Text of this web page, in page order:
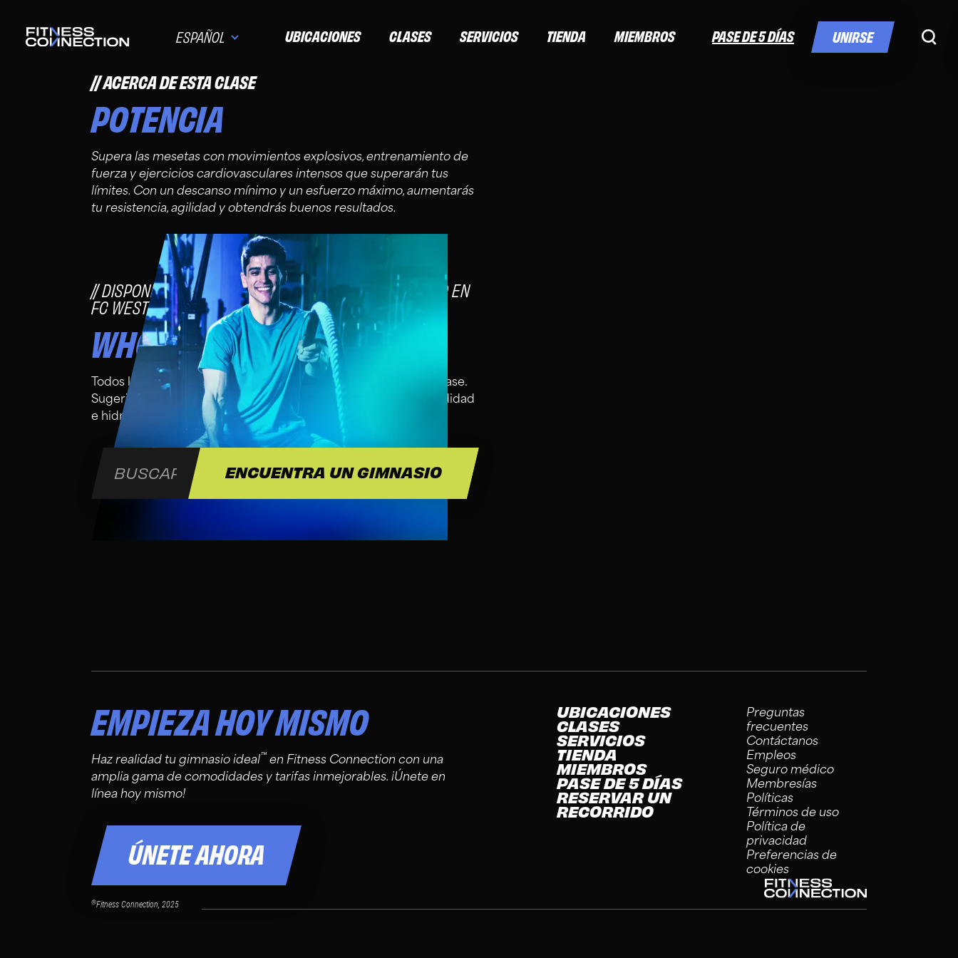
ESPAÑOL UBICACIONES CLASES SERVICIOS TIENDA MIEMBROS PASE DE 5 DÍAS UNIRSE
ACERCA DE ESTA CLASE
POTENCIA
Supera las mesetas con movimientos explosivos, entrenamiento de
fuerza y ejercicios cardiovasculares intensos que superarán tus
límites. Con un descanso mínimo y un esfuerzo máximo, aumentarás
tu resistencia, agilidad y obtendrás buenos resultados.
DISPONIBLE PARA MIEMBROS DE FC ELITE: EXCLUSIVO EN
FC WESTOVER
WHO IS THIS CLASS FOR?
Todos los niveles de condición física son bienvenidos en esta clase.
Sugerimos traer una toalla y una botella de agua para su comodidad
e hidratación.
EMPIEZA HOY MISMO
Haz realidad tu gimnasio ideal™ en Fitness Connection con una
amplia gama de comodidades y tarifas inmejorables. ¡Únete en
línea hoy mismo!
ÚNETE AHORA
UBICACIONES
CLASES
SERVICIOS
TIENDA
MIEMBROS
PASE DE 5 DÍAS
RESERVAR UN
RECORRIDO
Preguntas
frecuentes
Contáctanos
Empleos
Seguro médico
Membresías
Políticas
Términos de uso
Política de
privacidad
Preferencias de
cookies
®Fitness Connection, 2025